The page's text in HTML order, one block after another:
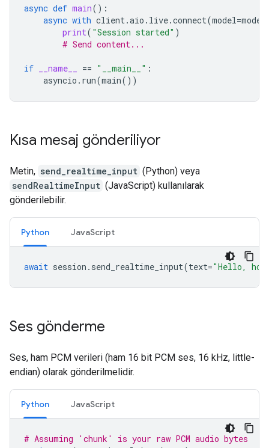
async def main():
async with client.aio . live.connect(model=model
print( "Session started" )
# Send content...
if __name__ == "__main__" :
asyncio . run(main())
Kısa mesaj gönderiliyor
Metin, send_realtime_input (Python) veya
sendRealtimeInput (JavaScript) kullanılarak
gönderilebilir.
Python JavaScript
await session . send_realtime_input(text="Hello,
Ses gönderme
Ses, ham PCM verileri (ham 16 bit PCM ses, 16 kHz, little-
endian) olarak gönderilmelidir.
Python JavaScript
# Assuming 'chunk' is your raw PCM audio bytes